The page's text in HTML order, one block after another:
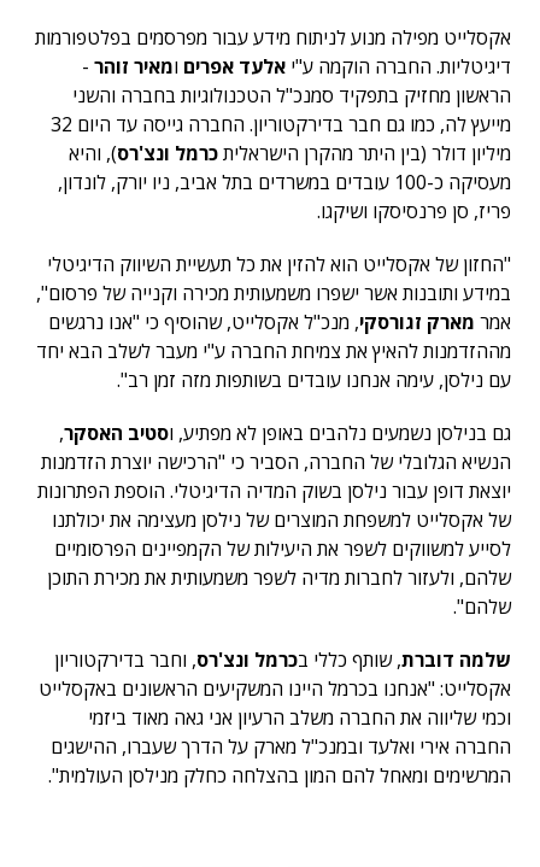
אקסלייט מפילה מנוע לניתוח מידע עבור מפרסמים בפלטפורמות
דיגיטליות. החברה הוקמה ע"י אלעד אפרים ומאיר זוהר -
הראשון מחזיק בתפקיד סמנכ"ל הטכנולוגיות בחברה והשני
מייעץ לה, כמו גם חבר בדירקטוריון. החברה גייסה עד היום 32
מיליון דולר (בין היתר מהקרן הישראליתכרמל ונצ'רס), והיא
מעסיקה כ-100 עובדים במשרדים בתל אביב, ניו יורק, לונדון,
פריז, סן פרנסיסקו ושיקגו.
"החזון של אקסלייט הוא להזין את כל תעשיית השיווק הדיגיטלי
במידע ותובנות אשר ישפרו משמעותית מכירה וקנייה של פרסום",
אמר מארק זגורסקי, מנכ"ל אקסלייט, שהוסיף כי "אנו נרגשים
מההזדמנות להאיץ את צמיחת החברה ע"י מעבר לשלב הבא יחד
עם נילסן, עימה אנחנו עובדים בשותפות מזה זמן רב".
גם בנילסן נשמעים נלהבים באופן לא מפתיע, וסטיב האסקר,
הנשיא הגלובלי של החברה, הסביר כי "הרכישה יוצרת הזדמנות
יוצאת דופן עבור נילסן בשוק המדיה הדיגיטלי. הוספת הפתרונות
של אקסלייט למשפחת המוצרים של נילסן מעצימה את יכולתנו
לסייע למשווקים לשפר את היעילות של הקמפיינים הפרסומיים
שלהם, ולעזור לחברות מדיה לשפר משמעותית את מכירת התוכן
שלהם".
שלמה דוברת, שותף כללי בכרמל ונצ'רס, וחבר בדירקטוריון
אקסלייט: "אנחנו בכרמל היינו המשקיעים הראשונים באקסלייט
וכמי שליווה את החברה משלב הרעיון אני גאה מאוד ביזמי
החברה אירי ואלעד ובמנכ"ל מארק על הדרך שעברו, ההישגים
המרשימים ומאחל להם המון בהצלחה כחלק מנילסן העולמית".